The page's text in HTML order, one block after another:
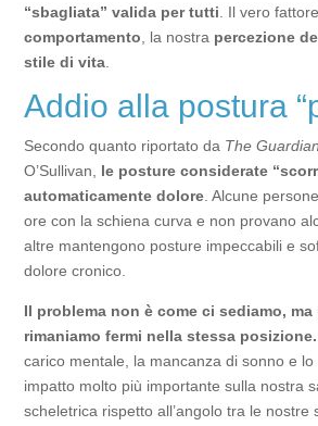
“sbagliata” valida per tutti . Il vero
comportamento , la nostra percezione
stile di vita
Addio alla postura
Secondo quanto riportato da The Guardian
O’Sullivan, le posture considerate
automaticamente dolore . Alcune
ore con la schiena curva e non provano
altre mantengono posture impeccabili e
dolore cronico.
Il problema non è come ci sediamo,
rimaniamo fermi nella stessa posizione.
carico mentale, la mancanza di sonno e
impatto molto più importante sulla nostra
scheletrica rispetto all’angolo tra le nostre